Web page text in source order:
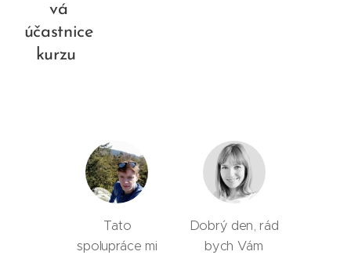
vá
účastnice
kurzu
Tato
spolupráce mi
Dobrý den, rád
bych Vám